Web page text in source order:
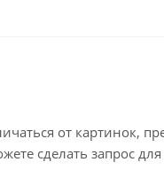
от картинок,
сделать запрос